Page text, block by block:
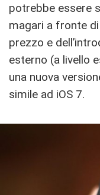
potrebbe essere
magari a fronte
prezzo e
esterno (a livello
una nuova
simile ad iOS 7.